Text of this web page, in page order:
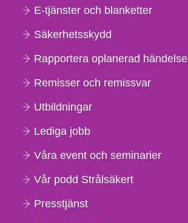
E-tjänster och blanketter
Säkerhetsskydd
Rapportera oplanerad händelse
Remisser och remissvar
Utbildningar
Lediga jobb
Våra event och seminarier
Vår podd Strålsäkert
Presstjänst